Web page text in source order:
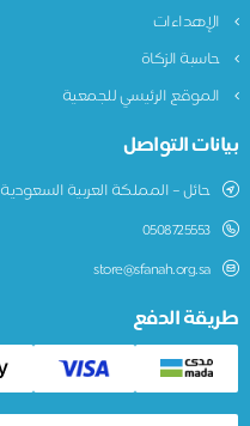
الإهداءات
حاسبة الزكاة
الموقع الرئيسي للجمعية
بيانات التواصل
حائل – المملكة العربية السعودية
0508725553
store@sfanah.org.sa
طريقة الدفع